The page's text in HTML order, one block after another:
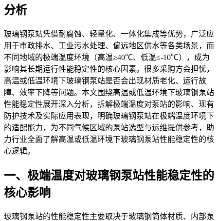
分析
玻璃钢泵站凭借耐腐蚀、轻量化、一体化集成等优势，广泛应
用于市政排水、工业污水处理、 偏远地区供水等各类场景，而
不同地域的极端温度环境（高温≥40℃、低温≤-10℃），成为
影响其长期运行性能稳定性的核心因素。很多采购方会担忧，
高温或低温环境下玻璃钢泵站是否会出现材质老化、运行故
障、效率下降等问题。本文围绕高温或低温环境下玻璃钢泵站
性能稳定性展开深入分析，拆解极端温度对泵站的影响、现有
防护技术及实际应用表现，明确玻璃钢泵站在极端温度环境下
的适配能力，为不同气候区域的泵站选型与运维提供参考，助
力行业全面了解高温或低温环境下玻璃钢泵站性能稳定性的核
心逻辑。
一、极端温度对玻璃钢泵站性能稳定性的
核心影响
玻璃钢泵站的性能稳定性主要取决于玻璃钢筒体材质、内部泵